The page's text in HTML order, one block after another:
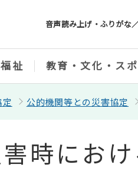
音声読み上げ・ふりがな
祉 教育・文化・ス
定 公的機関等との災害協定
時にお